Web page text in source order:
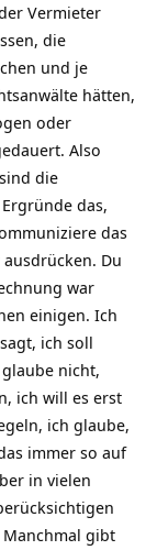
Vermieter
die
und je
hätten,
oder
Also
die
das,
das
Du
war
einigen. Ich
ich soll
nicht,
ich will es erst
ich glaube,
immer so auf
in vielen
gibt